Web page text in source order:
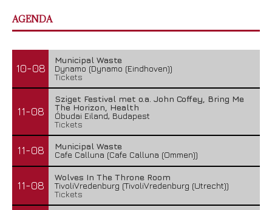
AGENDA
10-08
Municipal Waste
Dynamo (Dynamo (Eindhoven))
Tickets
11-08
Sziget Festival met o.a. John Coffey, Bring Me
The Horizon, Health
Óbudai Eiland, Budapest
Tickets
11-08
Municipal Waste
Cafe Calluna (Cafe Calluna (Ommen))
11-08
Wolves In The Throne Room
TivoliVredenburg (TivoliVredenburg (Utrecht))
Tickets